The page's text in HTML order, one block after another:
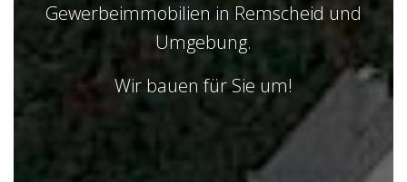
Gewerbeimmobilien in Remscheid und
Umgebung.
Wir bauen für Sie um!